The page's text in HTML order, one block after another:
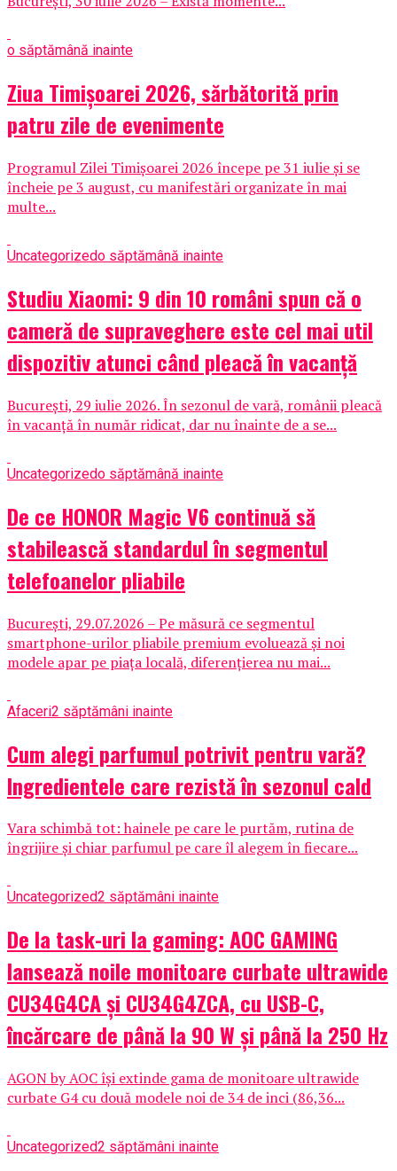
o săptămână inainte
Ziua Timișoarei 2026, sărbătorită prin
patru zile de evenimente
Programul Zilei Timișoarei 2026 începe pe 31 iulie și se
încheie pe 3 august, cu manifestări organizate în mai
multe...
Uncategorizedo săptămână inainte
Studiu Xiaomi: 9 din 10 români spun că o
cameră de supraveghere este cel mai util
dispozitiv atunci când pleacă în vacanță
București, 29 iulie 2026. În sezonul de vară, românii pleacă
în vacanță în număr ridicat, dar nu înainte de a se...
Uncategorizedo săptămână inainte
De ce HONOR Magic V6 continuă să
stabilească standardul în segmentul
telefoanelor pliabile
București, 29.07.2026 – Pe măsură ce segmentul
smartphone-urilor pliabile premium evoluează și noi
modele apar pe piața locală, diferențierea nu mai...
Afaceri2 săptămâni inainte
Cum alegi parfumul potrivit pentru vară?
Ingredientele care rezistă în sezonul cald
Vara schimbă tot: hainele pe care le purtăm, rutina de
îngrijire și chiar parfumul pe care îl alegem în fiecare...
Uncategorized2 săptămâni inainte
De la task-uri la gaming: AOC GAMING
lansează noile monitoare curbate ultrawide
CU34G4CA și CU34G4ZCA, cu USB-C,
încărcare de până la 90 W și până la 250 Hz
AGON by AOC își extinde gama de monitoare ultrawide
curbate G4 cu două modele noi de 34 de inci (86,36...
Uncategorized2 săptămâni inainte